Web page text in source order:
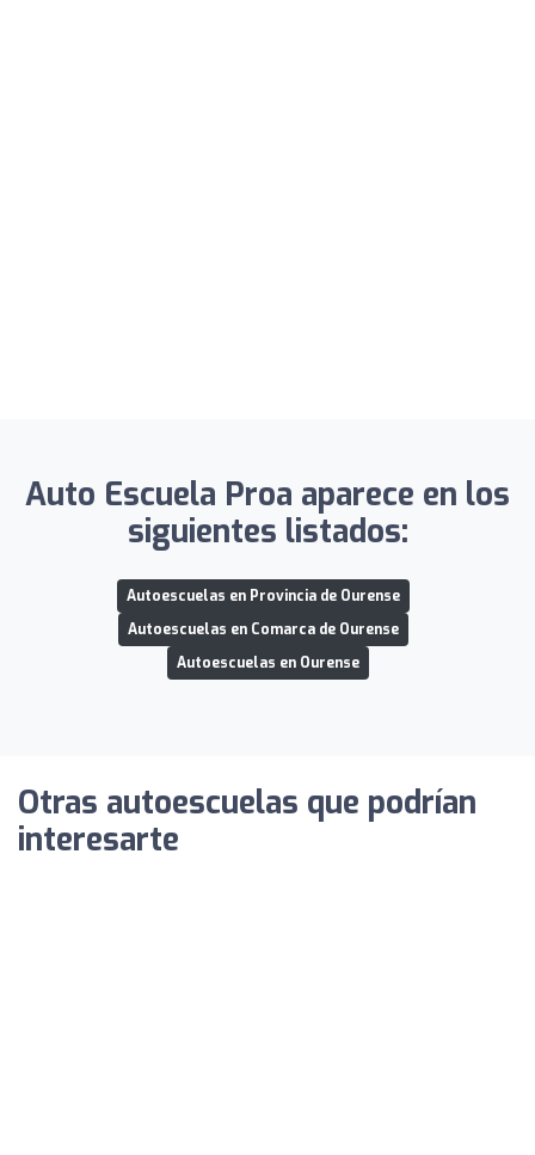
Auto Escuela Proa aparece en los
siguientes listados:
Autoescuelas en Provincia de Ourense
Autoescuelas en Comarca de Ourense
Autoescuelas en Ourense
Otras autoescuelas que podrían
interesarte